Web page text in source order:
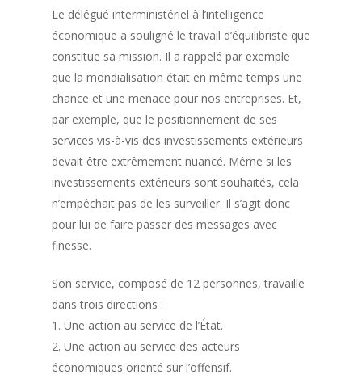
Le délégué interministériel à l’intelligence
économique a souligné le travail d’équilibriste que
constitue sa mission. Il a rappelé par exemple
que la mondialisation était en même temps une
chance et une menace pour nos entreprises. Et,
par exemple, que le positionnement de ses
services vis-à-vis des investissements extérieurs
devait être extrêmement nuancé. Même si les
investissements extérieurs sont souhaités, cela
n’empêchait pas de les surveiller. Il s’agit donc
pour lui de faire passer des messages avec
finesse.
Son service, composé de 12 personnes, travaille
dans trois directions :
1. Une action au service de l’État.
2. Une action au service des acteurs
économiques orienté sur l’offensif.